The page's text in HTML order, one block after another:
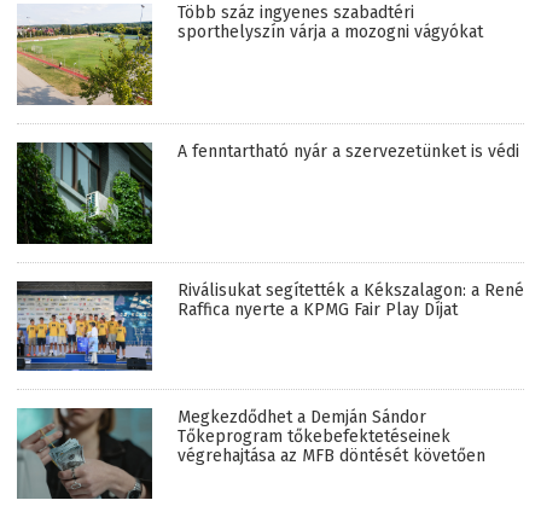
Több száz ingyenes szabadtéri
sporthelyszín várja a mozogni vágyókat
A fenntartható nyár a szervezetünket is védi
Riválisukat segítették a Kékszalagon: a René
Raffica nyerte a KPMG Fair Play Díjat
Megkezdődhet a Demján Sándor
Tőkeprogram tőkebefektetéseinek
végrehajtása az MFB döntését követően